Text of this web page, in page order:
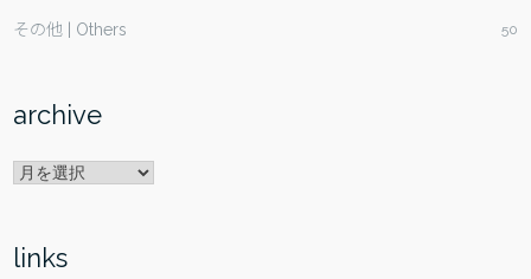
その他 | Others 50
archive
archive
links